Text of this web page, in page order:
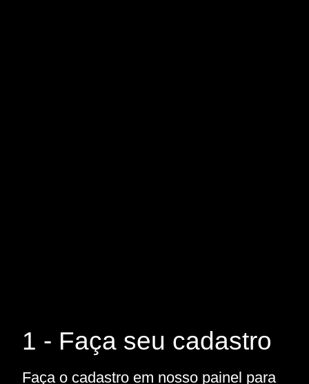
1 - Faça seu cadastro
Faça o cadastro em nosso painel para